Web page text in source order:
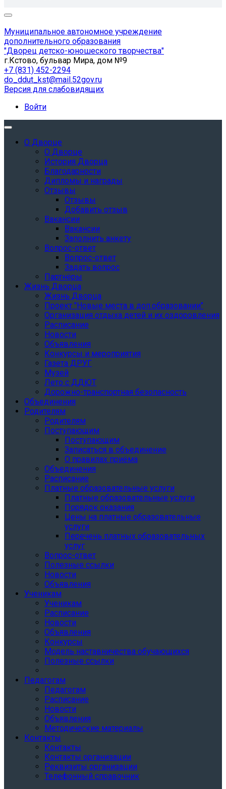
Муниципальное автономное учреждение
дополнительного образования
"Дворец детско-юношеского творчества"
г.Кстово, бульвар Мира, дом №9
+7 (831) 452-2294
do_ddut_kst@mail.52gov.ru
Версия для слабовидящих
Войти
О Дворце
О Дворце
История Дворца
Благодарности
Дипломы и награды
Отзывы
Отзывы
Добавить отзыв
Вакансии
Вакансии
Заполнить анкету
Вопрос-ответ
Вопрос-ответ
Задать вопрос
Партнёры
Жизнь Дворца
Жизнь Дворца
Проект "Новые места в доп.образовании"
Организация отдыха детей и их оздоровления
Расписание
Новости
Объявления
Конкурсы и мероприятия
Газета ДРУГ
Музей
Лето с ДДЮТ
Дорожно-транспортная безопасность
Объединения
Родителям
Родителям
Поступающим
Поступающим
Записаться в объединение
О правилах приёма
Объединения
Расписание
Платные образовательные услуги
Платные образовательные услуги
Порядок оказания
Цены на платные образовательные
услуги
Перечень платных образовательных
услуг
Вопрос-ответ
Полезные ссылки
Новости
Объявления
Ученикам
Ученикам
Расписание
Новости
Объявления
Конкурсы
Модель наставничества обучающихся
Полезные ссылки
Педагогам
Педагогам
Расписание
Новости
Объявления
Методические материалы
Контакты
Контакты
Контакты организации
Реквизиты организации
Телефонный справочник